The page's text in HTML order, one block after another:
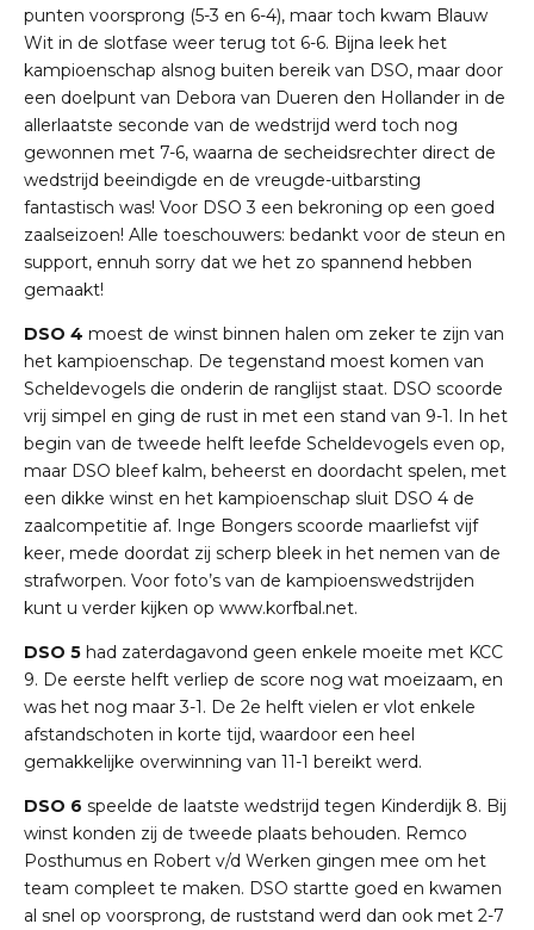
punten voorsprong (5-3 en 6-4), maar toch kwam Blauw
Wit in de slotfase weer terug tot 6-6. Bijna leek het
kampioenschap alsnog buiten bereik van DSO, maar door
een doelpunt van Debora van Dueren den Hollander in de
allerlaatste seconde van de wedstrijd werd toch nog
gewonnen met 7-6, waarna de secheidsrechter direct de
wedstrijd beeindigde en de vreugde-uitbarsting
fantastisch was! Voor DSO 3 een bekroning op een goed
zaalseizoen! Alle toeschouwers: bedankt voor de steun en
support, ennuh sorry dat we het zo spannend hebben
gemaakt!
DSO 4 moest de winst binnen halen om zeker te zijn van
het kampioenschap. De tegenstand moest komen van
Scheldevogels die onderin de ranglijst staat. DSO scoorde
vrij simpel en ging de rust in met een stand van 9-1. In het
begin van de tweede helft leefde Scheldevogels even op,
maar DSO bleef kalm, beheerst en doordacht spelen, met
een dikke winst en het kampioenschap sluit DSO 4 de
zaalcompetitie af. Inge Bongers scoorde maarliefst vijf
keer, mede doordat zij scherp bleek in het nemen van de
strafworpen. Voor foto’s van de kampioenswedstrijden
kunt u verder kijken op www.korfbal.net.
DSO 5 had zaterdagavond geen enkele moeite met KCC
9. De eerste helft verliep de score nog wat moeizaam, en
was het nog maar 3-1. De 2e helft vielen er vlot enkele
afstandschoten in korte tijd, waardoor een heel
gemakkelijke overwinning van 11-1 bereikt werd.
DSO 6 speelde de laatste wedstrijd tegen Kinderdijk 8. Bij
winst konden zij de tweede plaats behouden. Remco
Posthumus en Robert v/d Werken gingen mee om het
team compleet te maken. DSO startte goed en kwamen
al snel op voorsprong, de ruststand werd dan ook met 2-7